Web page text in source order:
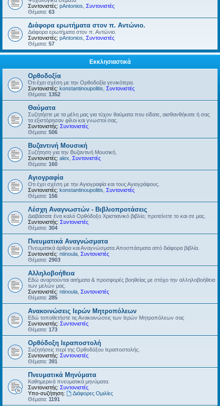
Συντονιστές: pAntonios Συντονιστές
Θέματα: 63
Διάφορα ερωτήματα στον π. Αντώνιο.
Διάφορα ερωτήματα στον π. Αντώνιο.
Συντονιστές: pAntonios Συντονιστές
Θέματα: 57
Εκκλησιαστικά
Ορθοδοξία
Ότι έχει σχέση με την Ορθοδοξία γενικότερα.
Συντονιστές: konstantinoupolitis Συντονιστές
Θέματα: 1352
Θαύματα
Συζητήστε με τα μέλη μας για τύχον θαύματα που είδατε, αισθανθήκατε ή σας
τα εξιστόρησαν φίλοι και γνωστοί σας.
Συντονιστής: Συντονιστές
Θέματα: 506
Βυζαντινή Μουσική
Συζήτηση για την Βυζαντινή Μουσική.
Συντονιστές: alex Συντονιστές
Θέματα: 160
Αγιογραφία
Οτι έχει σχέση με την Αγιογραφία και τους Αγιογράφους.
Συντονιστές: konstantinoupolitis Συντονιστές
Θέματα: 156
Λέσχη Αναγνωστών - Βιβλιοπροτάσεις
Διαβάσατε ένα καλό Ορθόδοξο Χριστιανικό βιβλίο; προτείνετε το και σε μας.
Συντονιστής: Συντονιστές
Θέματα: 304
Πνευματικά Αναγνώσματα
Πνευματικά άρθρα και Αναγνώσματα.Αποσπάσματα από διάφορα βιβλία.
Συντονιστές: ntinoula Συντονιστές
Θέματα: 2903
Αλληλοβοήθεια
Εδώ αναρτούνται αιτήματα & προσφορές βοηθείας με στόχο την αλληλοβοήθεια
των μελών μας.
Συντονιστές: ntinoula Συντονιστές
Θέματα: 285
Ανακοινώσεις Ιερών Μητροπόλεων
Εδώ τοποθετήστε τις Ανακοινώσεις των Ιερών Μητροπόλεων σας
Συντονιστής: Συντονιστές
Θέματα: 173
Ορθόδοξη Ιεραποστολή
Συζητήσεις περί της Ορθοδόξου Ιεραποστολής.
Συντονιστής: Συντονιστές
Θέματα: 391
Πνευματικά Μηνύματα
Καθημερινά πνευματικά μηνύματα.
Συντονιστής: Συντονιστές
Υπο-συζήτηση:
Διάφορες Ομιλίες
Θέματα: 1191